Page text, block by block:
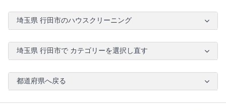
埼玉県 行田市のハウスクリーニング
埼玉県 行田市で カテゴリーを選択し直す
都道府県へ戻る